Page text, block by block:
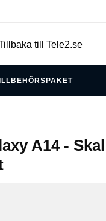
till Tele2.se
A14 -